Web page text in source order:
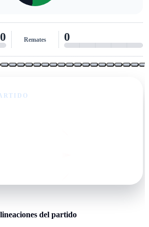
del partido
0 Remates 0